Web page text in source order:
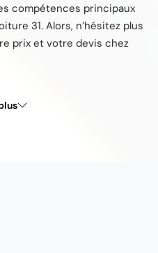
compétences principaux
31. Alors, n’hésitez plus
prix et votre devis chez